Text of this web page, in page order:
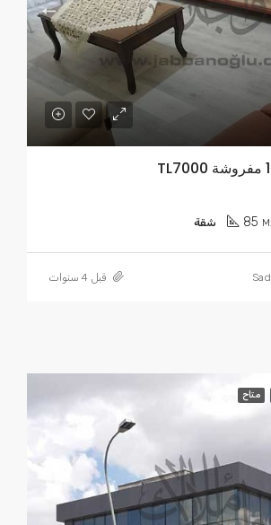
85 شقة
قبل 4 سنوات
متاح